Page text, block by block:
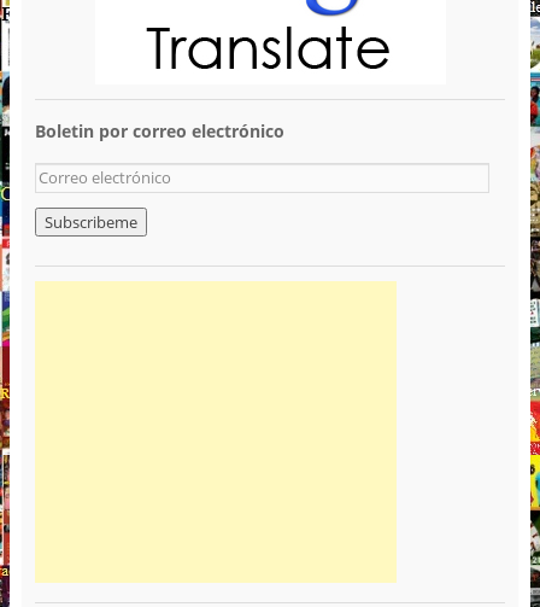
Boletin por correo electrónico